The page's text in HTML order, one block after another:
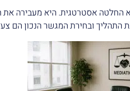
החלטה אסטרטגית. היא מעבירה
התהליך ובחירת המגשר הנכון הם